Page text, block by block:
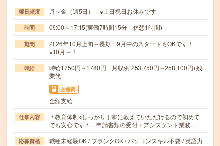
曜日頻度 月～金（週5日） ※土日祝日お休みです
時間 09:00～17:15(実働7時間15分 休憩1時間)
期間
2026年10月上旬～長期 9月中のスタートもOKです！
※10月～！
時給
時給1750円～1780円 月収例 253,750円～258,100円+残
業代
交通費
全額支給
仕事内容
＊教育体制○しっかり丁寧に教えていただけるので初めて
でも安心です＊…申請書類の受付・アシスタント業務…
応募資格
職種未経験OK / ブランクOK / パソコンスキル不要 / 英語力